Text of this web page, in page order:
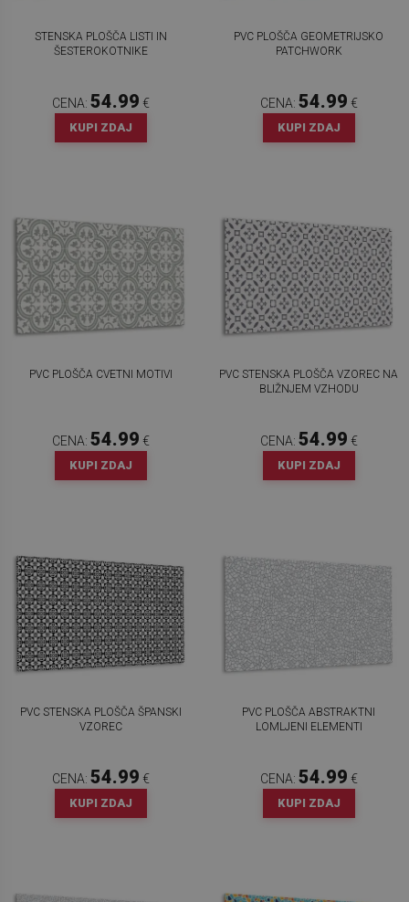
STENSKA PLOŠČA LISTI IN
ŠESTEROKOTNIKE
CENA: 54.99 €
KUPI ZDAJ
PVC PLOŠČA GEOMETRIJSKO
PATCHWORK
CENA: 54.99 €
KUPI ZDAJ
PVC PLOŠČA CVETNI MOTIVI
CENA: 54.99 €
KUPI ZDAJ
PVC STENSKA PLOŠČA VZOREC NA
BLIŽNJEM VZHODU
CENA: 54.99 €
KUPI ZDAJ
PVC STENSKA PLOŠČA ŠPANSKI
VZOREC
CENA: 54.99 €
KUPI ZDAJ
PVC PLOŠČA ABSTRAKTNI
LOMLJENI ELEMENTI
CENA: 54.99 €
KUPI ZDAJ